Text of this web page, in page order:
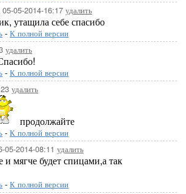
05-05-2014-16:17 удалить
утащила себе спасибо
- К полной версии
удалить
- К полной версии
удалить
продолжайте
- К полной версии
05-2014-08:11 удалить
мягче будет спицами,а так
- К полной версии